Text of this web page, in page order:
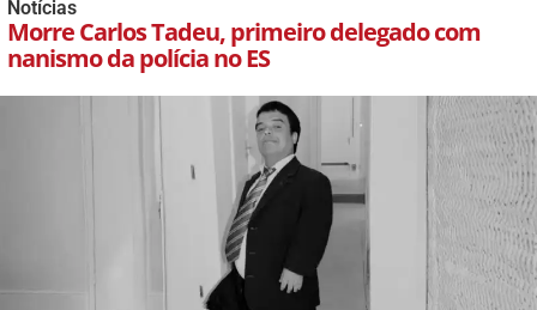
Notícias
Morre Carlos Tadeu, primeiro delegado com
nanismo da polícia no ES